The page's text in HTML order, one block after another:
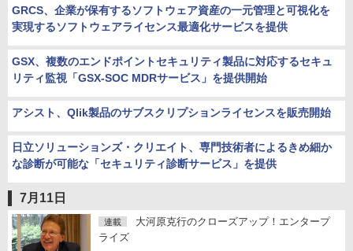
GRCS、企業が保有するソフトウェア資産の一元管理と可視化を
実現するソフトウェアライセンス最適化サービスを提供
GSX、複数のエンドポイントセキュリティ製品に対応するセキュ
リティ監視「GSX-SOC MDRサービス」を提供開始
アシスト、Qlik製品のサブスクリプションライセンスを販売開始
日立ソリューションズ・クリエイト、専門技術者によるきめ細か
な診断が可能な「セキュリティ診断サービス」を提供
7月11日
連載
大河原克行のクローズアップ！エンタープ
ライズ